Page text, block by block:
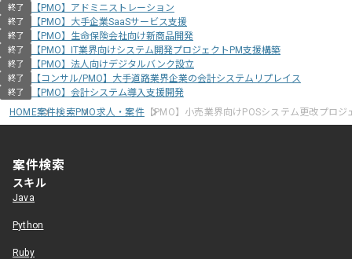
終了 【PMO】アドミニストレーション
終了 【PMO】大手企業SaaSサービス支援
終了 【PMO】生命保険会社向け新商品開発
終了 【PMO】IT業界向けシステム開発プロジェクトPM支援構築
終了 【PMO】法人向けデジタルバンク設立
終了 【コンサル/PMO】大手道路業界企業の会計システムリプレイス
終了
【PMO】会計システム導入支援開発
HOME案件検索PMO求人・案件【PMO】小売業界向けPOSシステム更改プロ
案件検索
スキル
Java
Python
Ruby